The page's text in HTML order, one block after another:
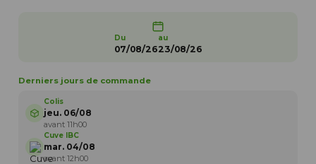
Du
07/08/26
au
23/08/26
Derniers jours de commande
Colis
jeu. 06/08
avant 11h00
Cuve IBC
mar. 04/08
avant 12h00